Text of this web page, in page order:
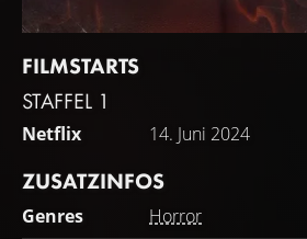
FILMSTARTS
STAFFEL 1
Netflix 14. Juni 2024
ZUSATZINFOS
Genres Horror